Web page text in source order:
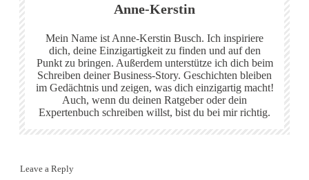
Anne-Kerstin
Mein Name ist Anne-Kerstin Busch. Ich inspiriere
dich, deine Einzigartigkeit zu finden und auf den
Punkt zu bringen. Außerdem unterstütze ich dich beim
Schreiben deiner Business-Story. Geschichten bleiben
im Gedächtnis und zeigen, was dich einzigartig macht!
Auch, wenn du deinen Ratgeber oder dein
Expertenbuch schreiben willst, bist du bei mir richtig.
Leave a Reply